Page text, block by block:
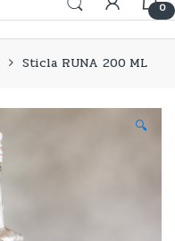
0
Sticla RUNA 200 ML
🔍